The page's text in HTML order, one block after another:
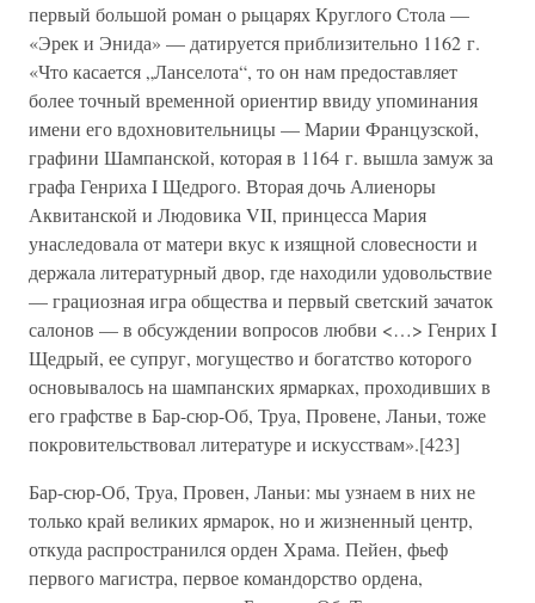
первый большой роман о рыцарях Круглого Стола —
«Эрек и Энида» — датируется приблизительно 1162 г.
«Что касается „Ланселота“, то он нам предоставляет
более точный временной ориентир ввиду упоминания
имени его вдохновительницы — Марии Французской,
графини Шампанской, которая в 1164 г. вышла замуж за
графа Генриха I Щедрого. Вторая дочь Алиеноры
Аквитанской и Людовика VII, принцесса Мария
унаследовала от матери вкус к изящной словесности и
держала литературный двор, где находили удовольствие
— грациозная игра общества и первый светский зачаток
салонов — в обсуждении вопросов любви <…> Генрих I
Щедрый, ее супруг, могущество и богатство которого
основывалось на шампанских ярмарках, проходивших в
его графстве в Бар-сюр-Об, Труа, Провене, Ланьи, тоже
покровительствовал литературе и искусствам».[423]
Бар-сюр-Об, Труа, Провен, Ланьи: мы узнаем в них не
только край великих ярмарок, но и жизненный центр,
откуда распространился орден Храма. Пейен, фьеф
первого магистра, первое командорство ордена,